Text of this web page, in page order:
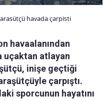
havada çarpisti
havaalanından
uçaktan atlayan
inişe geçtiği
çarpıştı.
sporcunun hayatını